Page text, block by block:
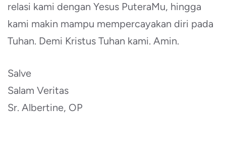
relasi kami dengan Yesus PuteraMu, hingga
kami makin mampu mempercayakan diri pada
Tuhan. Demi Kristus Tuhan kami. Amin.
Salve
Salam Veritas
Sr. Albertine, OP